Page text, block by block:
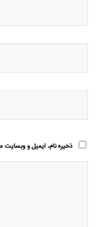
ذخیره نام، ایمیل و وبسایت